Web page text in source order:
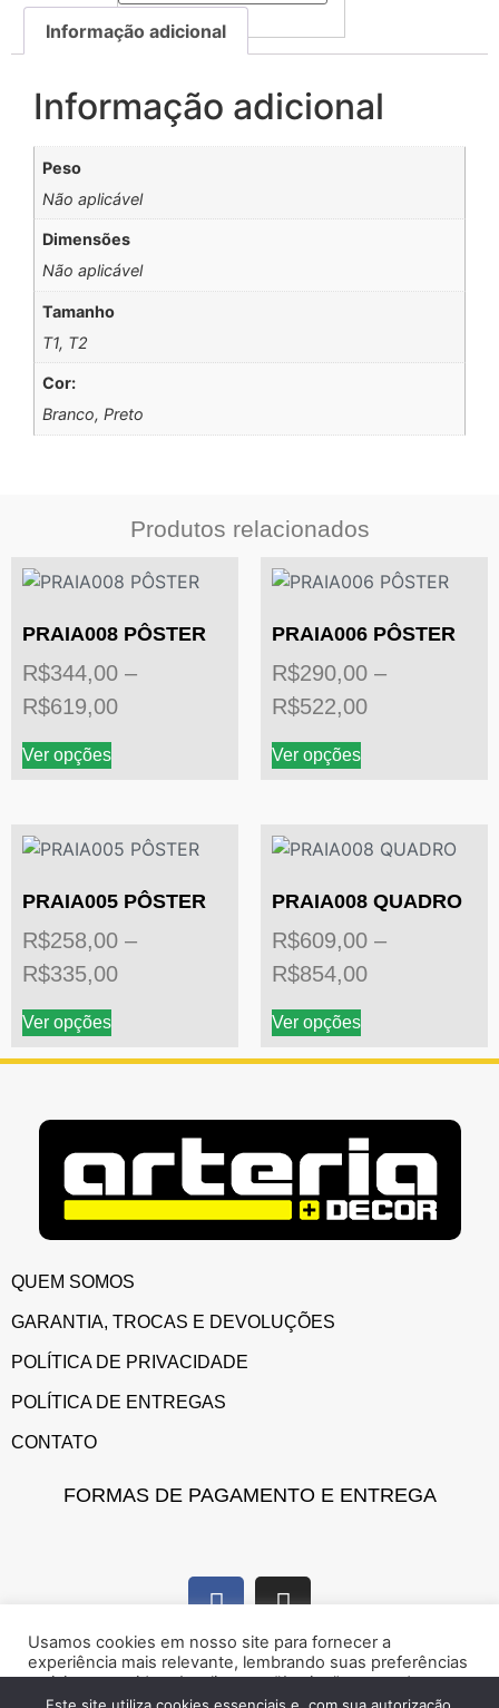
Informação adicional
Informação adicional
Peso
Não aplicável
Dimensões
Não aplicável
Tamanho
T1, T2
Cor:
Branco, Preto
Produtos relacionados
PRAIA008 PÔSTER
R$344,00 –
R$619,00
Ver opções
PRAIA006 PÔSTER
R$290,00 –
R$522,00
Ver opções
PRAIA005 PÔSTER
R$258,00 –
R$335,00
Ver opções
PRAIA008 QUADRO
R$609,00 –
R$854,00
Ver opções
QUEM SOMOS
GARANTIA, TROCAS E DEVOLUÇÕES
POLÍTICA DE PRIVACIDADE
POLÍTICA DE ENTREGAS
CONTATO
FORMAS DE PAGAMENTO E ENTREGA
Usamos cookies em nosso site para fornecer a
experiência mais relevante, lembrando suas preferências
e visitas repetidas. Ao clicar em “Aceitar”, concorda com a
utilização de cookies.